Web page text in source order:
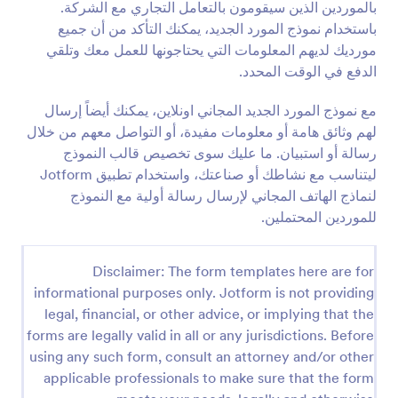
بالموردين الذين سيقومون بالتعامل التجاري مع الشركة.
باستخدام نموذج المورد الجديد، يمكنك التأكد من أن جميع
مورديك لديهم المعلومات التي يحتاجونها للعمل معك وتلقي
الدفع في الوقت المحدد.
مع نموذج المورد الجديد المجاني اونلاين، يمكنك أيضاً إرسال
لهم وثائق هامة أو معلومات مفيدة، أو التواصل معهم من خلال
رسالة أو استبيان. ما عليك سوى تخصيص قالب النموذج
ليتناسب مع نشاطك أو صناعتك، واستخدام تطبيق Jotform
لنماذج الهاتف المجاني لإرسال رسالة أولية مع النموذج
للموردين المحتملين.
Disclaimer: The form templates here are for
informational purposes only. Jotform is not providing
legal, financial, or other advice, or implying that the
forms are legally valid in all or any jurisdictions. Before
using any such form, consult an attorney and/or other
applicable professionals to make sure that the form
متتالي، وجمع المدفوعات من خلال مجموعة من تكاملات
الدفع في Jotform، وتغيير الألوان والخطوط والخلفية.
يمكنك تضمين النموذج في موقع الويب الخاص بك أو
استخدامه كنموذج مستقل.
معاينة